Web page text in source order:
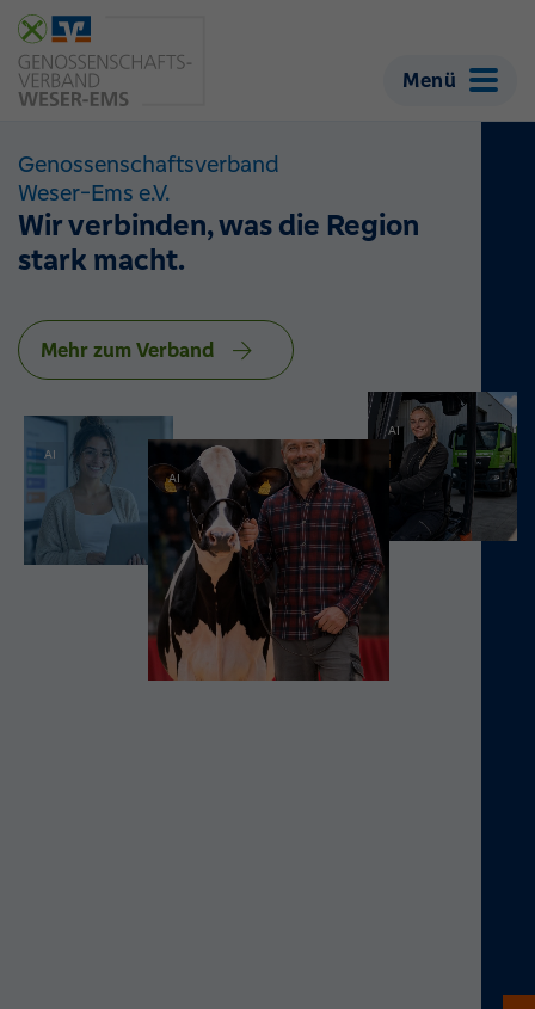
Menü
Genossenschaftsverband
Weser-Ems e.V.
Wir verbinden,was die Region
stark macht.
Mehr zum Verband
AI
AI
AI